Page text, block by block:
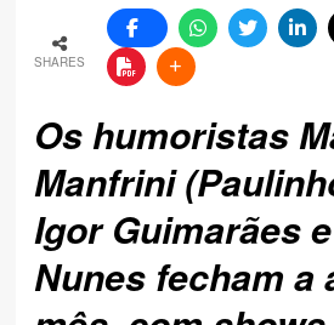
SHARES
Os humoristas
Manfrini
Igor Guimarães
Nunes fecham a